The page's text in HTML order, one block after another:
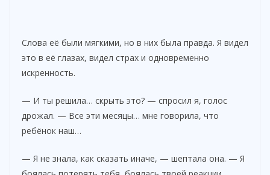
Слова её были мягкими, но в них была правда. Я видел
это в её глазах, видел страх и одновременно
искренность.
— И ты решила… скрыть это? — спросил я, голос
дрожал. — Все эти месяцы… мне говорила, что
ребёнок наш…
— Я не знала, как сказать иначе, — шептала она. — Я